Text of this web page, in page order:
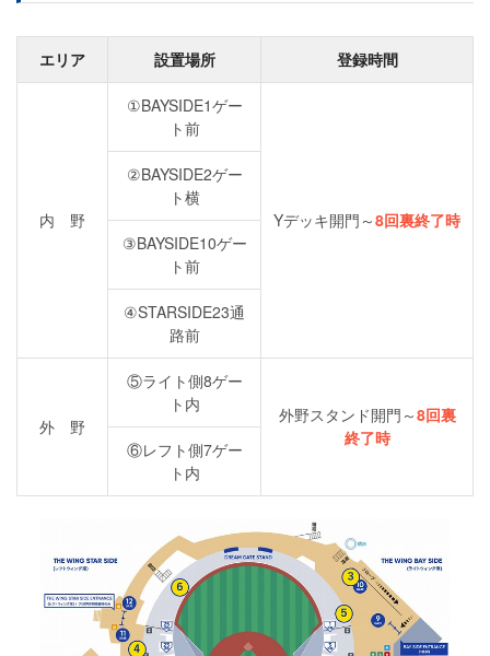
エリア 設置場所 登録時間
内 野
①BAYSIDE1ゲー
ト前
Yデッキ開門～8回裏終了時
②BAYSIDE2ゲー
ト横
③BAYSIDE10ゲー
ト前
④STARSIDE23通
路前
外 野
⑤ライト側8ゲー
ト内
外野スタンド開門～8回裏
終了時
⑥レフト側7ゲー
ト内